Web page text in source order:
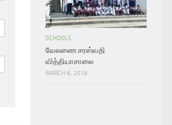
SCHOOLS
வேலணை சரஸ்வதி
வித்தியாசாலை
MARCH 8, 2018